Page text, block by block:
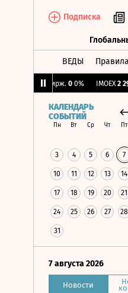
Подписка
ВЕДЫ
CNY Бирж. 0 0% IMOEX 2
КАЛЕНДАРЬ
СОБЫТИЙ
Пн Вт Ср Чт Пт
3 4 5 6 7
10 11 12 13 14
17 18 19 20 21
24 25 26 27 28
31
7 августа 2026
Новости